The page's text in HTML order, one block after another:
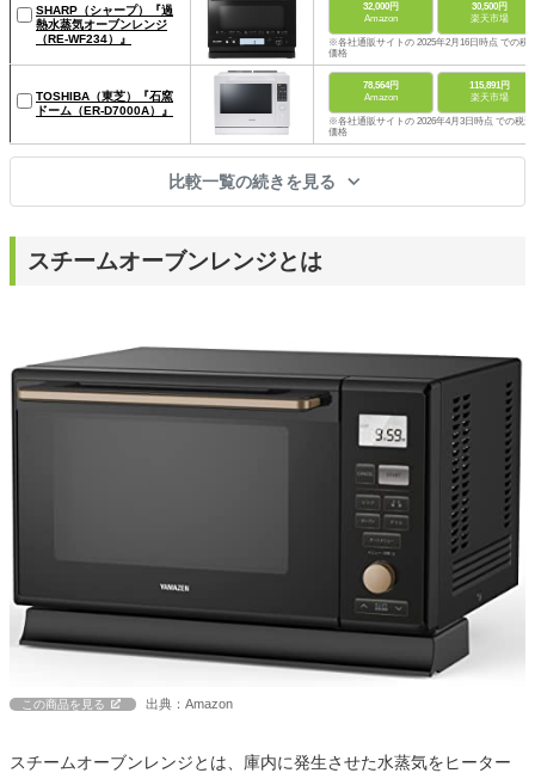
SHARP（シャープ）『過
熱水蒸気オーブンレンジ
（RE-WF234）』
32,000円
Amazon
30,500円
楽天市場
※各社通販サイトの 2025年2月16日時点 での税
価格
TOSHIBA（東芝）『石窯
ドーム（ER-D7000A）』
78,564円
Amazon
115,891円
楽天市場
※各社通販サイトの 2026年4月3日時点 での税込
価格
比較一覧の続きを見る
スチームオーブンレンジとは
この商品を見る 出典：Amazon
スチームオーブンレンジとは、庫内に発生させた水蒸気をヒーター